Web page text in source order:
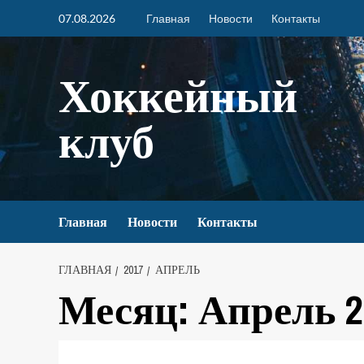
07.08.2026 Главная Новости Контакты
Хоккейный
клуб
Главная Новости Контакты
ГЛАВНАЯ 2017 АПРЕЛЬ
Месяц: Апрель